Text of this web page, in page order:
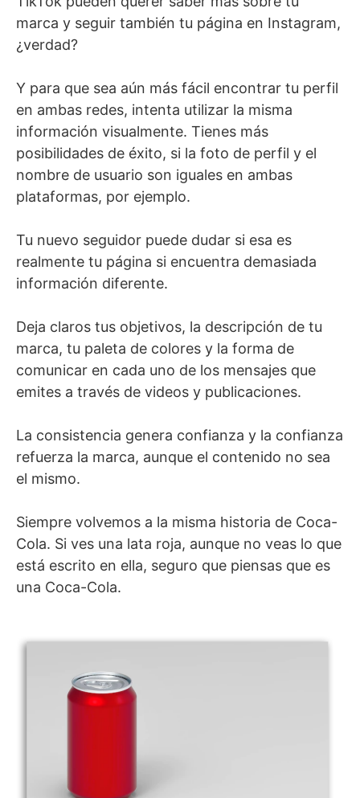
marca y seguir también tu página en Instagram,
¿verdad?
Y para que sea aún más fácil encontrar tu perfil
en ambas redes, intenta utilizar la misma
información visualmente. Tienes más
posibilidades de éxito, si la foto de perfil y el
nombre de usuario son iguales en ambas
plataformas, por ejemplo.
Tu nuevo seguidor puede dudar si esa es
realmente tu página si encuentra demasiada
información diferente.
Deja claros tus objetivos, la descripción de tu
marca, tu paleta de colores y la forma de
comunicar en cada uno de los mensajes que
emites a través de videos y publicaciones.
La consistencia genera confianza y la confianza
refuerza la marca, aunque el contenido no sea
el mismo.
Siempre volvemos a la misma historia de Coca-
Cola. Si ves una lata roja, aunque no veas lo que
está escrito en ella, seguro que piensas que es
una Coca-Cola.